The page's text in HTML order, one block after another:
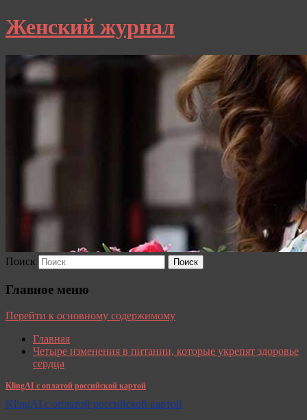
Женский журнал
Поиск
Главное меню
Перейти к основному содержимому
Главная
Четыре изменения в питании, которые укрепят здоровье
сердца
KlingAI с оплатой российской картой
KlingAI с оплатой российской картой